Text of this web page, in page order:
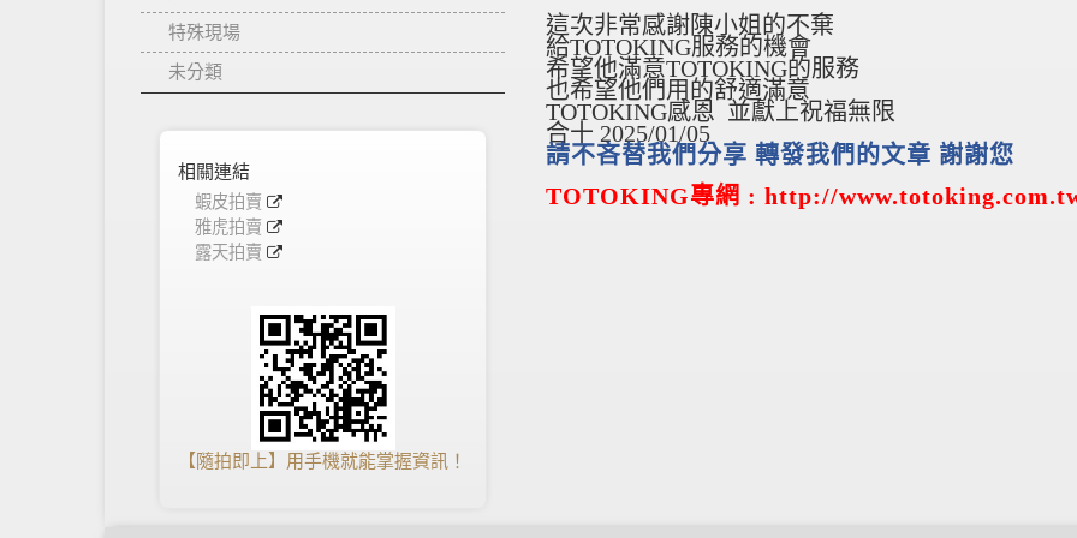
特殊現場
未分類
相關連結
蝦皮拍賣
雅虎拍賣
露天拍賣
【隨拍即上】用手機就能掌握資訊！
這次非常感謝陳小姐的不棄
給TOTOKING服務的機會
希望他滿意TOTOKING的服務
也希望他們用的舒適滿意
TOTOKING感恩 並獻上祝福無限
合十 2025/01/05
請不吝替我們分享 轉發我們的文章 謝謝您
TOTOKING專網 : http://